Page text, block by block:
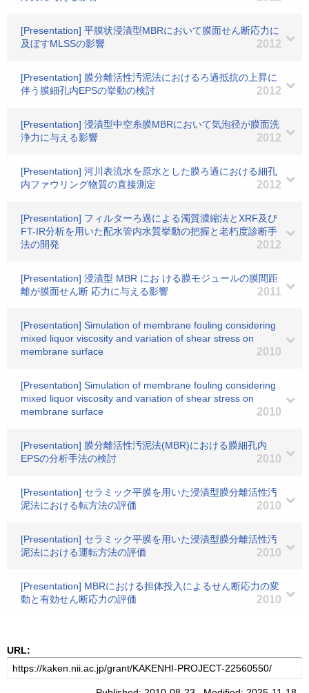
[Presentation] 平膜状浸漬型MBRにおいて膜面せん断応力に
及ぼすMLSSの影響
2012
[Presentation] 膜分離活性汚泥法におけるろ過抵抗の上昇に
伴う膜細孔内EPSの挙動の検討
2012
[Presentation] 浸漬型中空糸膜MBRにおいて気泡径が膜面洗
浄力に与える影響
2012
[Presentation] 河川表流水を原水とした膜ろ過における細孔
内ファウリング物質の直接測定
2012
[Presentation] フィルターろ過による濁質濃縮法とXRF及び
FT-IR分析を用いた配水管内水質挙動の把握と老朽度診断手
法の開発
2012
[Presentation] 浸漬型 MBR にお ける膜モジュールの膜間距
離が膜面せん断 応力に与える影響
2011
[Presentation] Simulation of membrane fouling considering
mixed liquor viscosity and variation of shear stress on
membrane surface
2010
[Presentation] Simulation of membrane fouling considering
mixed liquor viscosity and variation of shear stress on
membrane surface
2010
[Presentation] 膜分離活性汚泥法(MBR)における膜細孔内
EPSの分析手法の検討
2010
[Presentation] セラミック平膜を用いた浸漬型膜分離活性汚
泥法における転方法の評価
2010
[Presentation] セラミック平膜を用いた浸漬型膜分離活性汚
泥法における運転方法の評価
2010
[Presentation] MBRにおける担体投入によるせん断応力の変
動と有効せん断応力の評価
2010
URL: